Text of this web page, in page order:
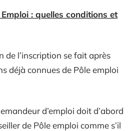
: quelles conditions et
de l’inscription se fait après
déjà connues de Pôle emploi
d’emploi doit d’abord
de Pôle emploi comme s’il